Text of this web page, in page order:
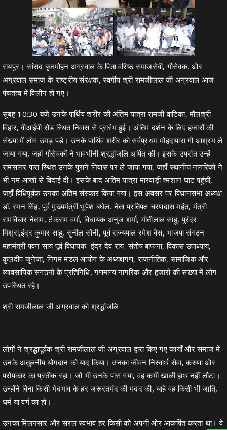
रायपुर। सांसद बृजमोहन अग्रवाल के पिता वरिष्ठ समाजसेवी, गौसेवक, और
अग्रवाल समाज के राष्ट्रीय संरक्षक, स्वर्गीय श्री रामजीलाल जी अग्रवाल आज
पंचतत्व में विलीन हो गए।
सुबह 10:30 बजे उनके पार्थिव शरीर की अंतिम यात्रा रामजी वाटिका, मौलश्री
विहार, वीआईपी रोड स्थित निवास से प्रारंभ हुई। अंतिम दर्शन के लिए हजारों की
संख्या में लोग उमड़ पड़े। उनके पार्थिव शरीर को सर्वप्रथम मोहदापारा गौ आश्रम ले
जाया गया, जहां गौसेवकों ने भावभीनी श्रद्धांजलि अर्पित की। इसके उपरांत उन्हें
रामसागर पारा स्थित उनके पुराने निवास पर ले जाया गया, जहाँ स्थानीय नागरिकों ने
भी नम आंखों से विदाई दी। इसके बाद अंतिम यात्रा मारवाड़ी श्मशान घाट पहुंची,
जहाँ विधिपूर्वक उनका अंतिम संस्कार किया गया। इस अवसर पर विधानसभा अध्यक्ष
डॉ. रमन सिंह, पूर्व मुख्यमंत्री भूपेश बघेल, नेता प्रतिपक्ष चरणदास महंत, मंत्री
रामविचार नेताम, टंकराम वर्मा, विधायक अनुज शर्मा, मोतीलाल साहू, पुरंदर
मिश्रा,इंद्र कुमार साहू, सुनील सोनी, पूर्व राज्यपाल रमेश बैस, भाजपा संगठन
महामंत्री पवन साय पूर्व विधायक इंद्र देव राय संतोष बाफना, विकास उपाध्याय,
कुलदीप जुनेजा, निगम मंडल आयोग के अध्यक्षगण, राजनीतिक, सामाजिक और
व्यावसायिक संगठनों के प्रतिनिधि, गणमान्य नागरिक और हजारों की संख्या में लोग
उपस्थित रहे।
श्री रामजीलाल जी अग्रवाल को श्रद्धांजलि
लोगों ने श्रद्धापूर्वक श्री रामजीलाल जी अग्रवाल द्वारा किए गए कार्यों और समाज में
उनके अतुलनीय योगदान को याद किया। उनका जीवन निस्वार्थ सेवा, करुणा और
परोपकार का प्रतीक रहा। जो भी उनके पास गया, वह कभी खाली हाथ नहीं लौटा।
उन्होंने बिना किसी भेदभाव के हर जरूरतमंद की मदद की, चाहे वह किसी भी जाति,
धर्म या वर्ग का हो।
उनका मिलनसार और सरल स्वभाव हर किसी को अपनी ओर आकर्षित करता था। वे